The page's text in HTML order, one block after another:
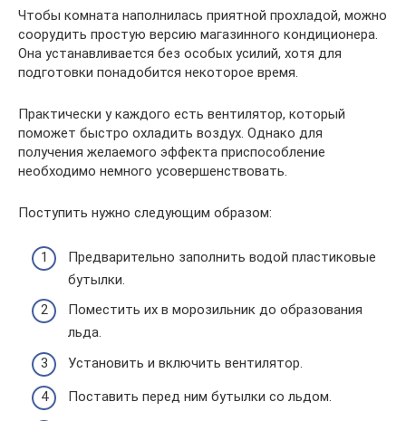
Чтобы комната наполнилась приятной прохладой, можно
соорудить простую версию магазинного кондиционера.
Она устанавливается без особых усилий, хотя для
подготовки понадобится некоторое время.
Практически у каждого есть вентилятор, который
поможет быстро охладить воздух. Однако для
получения желаемого эффекта приспособление
необходимо немного усовершенствовать.
Поступить нужно следующим образом:
Предварительно заполнить водой пластиковые
бутылки.
Поместить их в морозильник до образования
льда.
Установить и включить вентилятор.
Поставить перед ним бутылки со льдом.